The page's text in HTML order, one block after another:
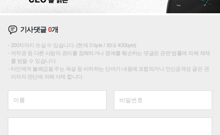
기사댓글0개
200자까지 쓰실 수 있습니다. (현재 0 byte / 최대 400byte)
저작권 등 다른 사람의 권리를 침해하거나 명예를 훼손하는 댓글은 관련 법률에 의해 제재
를 받을 수 있습니다.
타인에게 불쾌감을 주는 욕설 등 비하하는 단어가 내용에 포함되거나 인신공격성 글은 관
리자의 판단에 의해 삭제 합니다.